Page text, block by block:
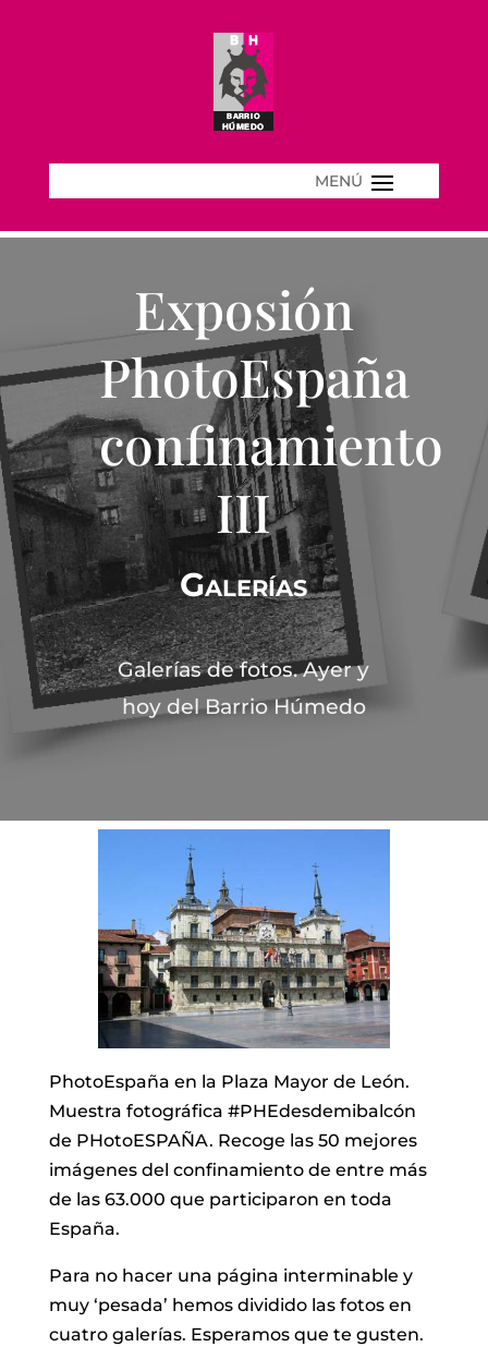
Exposión
PhotoEspaña
confinamiento
III
Galerías
Galerías de fotos. Ayer y
hoy del Barrio Húmedo
PhotoEspaña en la Plaza Mayor de León.
Muestra fotográfica #PHEdesdemibalcón
de PHotoESPAÑA. Recoge las 50 mejores
imágenes del confinamiento de entre más
de las 63.000 que participaron en toda
España.
Para no hacer una página interminable y
muy ‘pesada’ hemos dividido las fotos en
cuatro galerías. Esperamos que te gusten.